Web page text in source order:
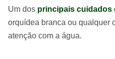
Um dos principais cuidados
orquídea branca ou qualquer
atenção com a água.